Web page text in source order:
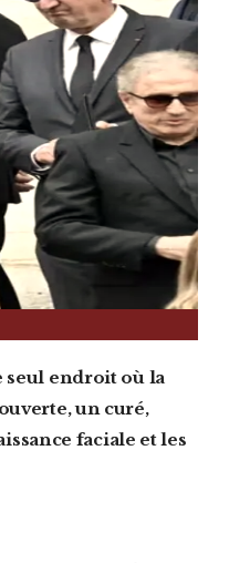
un curé,
faciale et les